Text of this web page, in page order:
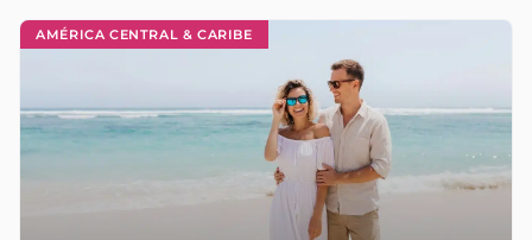
AMÉRICA CENTRAL & CARIBE